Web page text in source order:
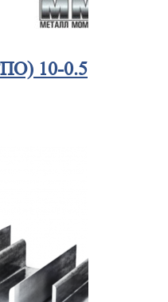
10-0.5